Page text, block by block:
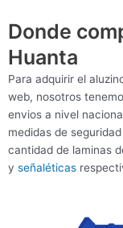
Donde
Huanta
Para adquirir el
web, nosotros
envios a nivel
medidas de
cantidad de laminas
y señaléticas